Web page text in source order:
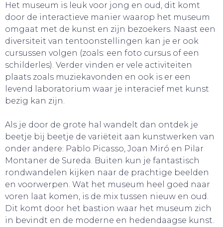
SNUIF CULTUUR!
Het museum is leuk voor jong en oud, dit komt
door de interactieve manier waarop het museum
omgaat met de kunst en zijn bezoekers. Naast een
diversiteit van tentoonstellingen kan je er ook
cursussen volgen (zoals: een foto cursus of een
schilderles). Verder vinden er vele activiteiten
plaats zoals muziekavonden en ook is er een
levend laboratorium waar je interacief met kunst
bezig kan zijn.
Als je door de grote hal wandelt dan ontdek je
beetje bij beetje de variëteit aan kunstwerken van
onder andere: Pablo Picasso, Joan Miró en Pilar
Montaner de Sureda. Buiten kun je fantastisch
rondwandelen kijken naar de prachtige beelden
en voorwerpen. Wat het museum heel goed naar
voren laat komen, is de mix tussen nieuw en oud.
Dit komt door het bastion waar het museum zich
in bevindt en de moderne en hedendaagse kunst.